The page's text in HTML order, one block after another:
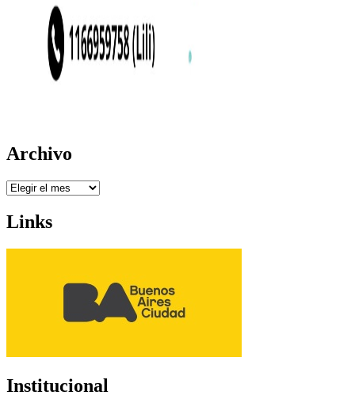
Archivo
Archivo
Links
Institucional